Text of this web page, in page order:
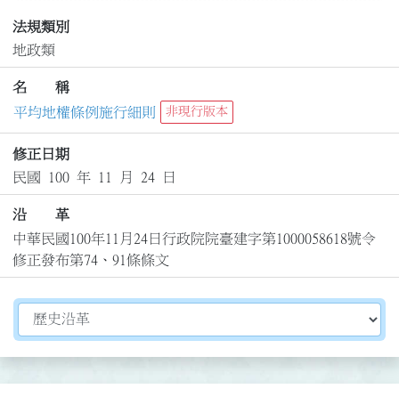
法規類別
地政類
名 稱
平均地權條例施行細則
非現行版本
修正日期
民國 100 年 11 月 24 日
沿 革
中華民國100年11月24日行政院院臺建字第1000058618號令
修正發布第74、91條條文
切換選擇法規資訊內容